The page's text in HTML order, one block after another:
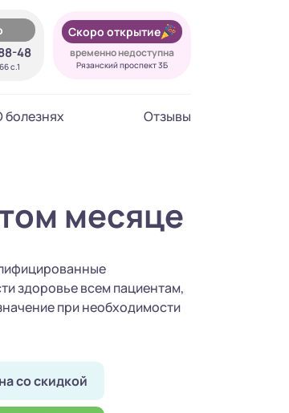
48
с.1
Скоро открытие
временно недоступна
Рязанский проспект 3Б
болезнях Отзывы
месяце
здоровье всем пациентам,
при необходимости
со скидкой